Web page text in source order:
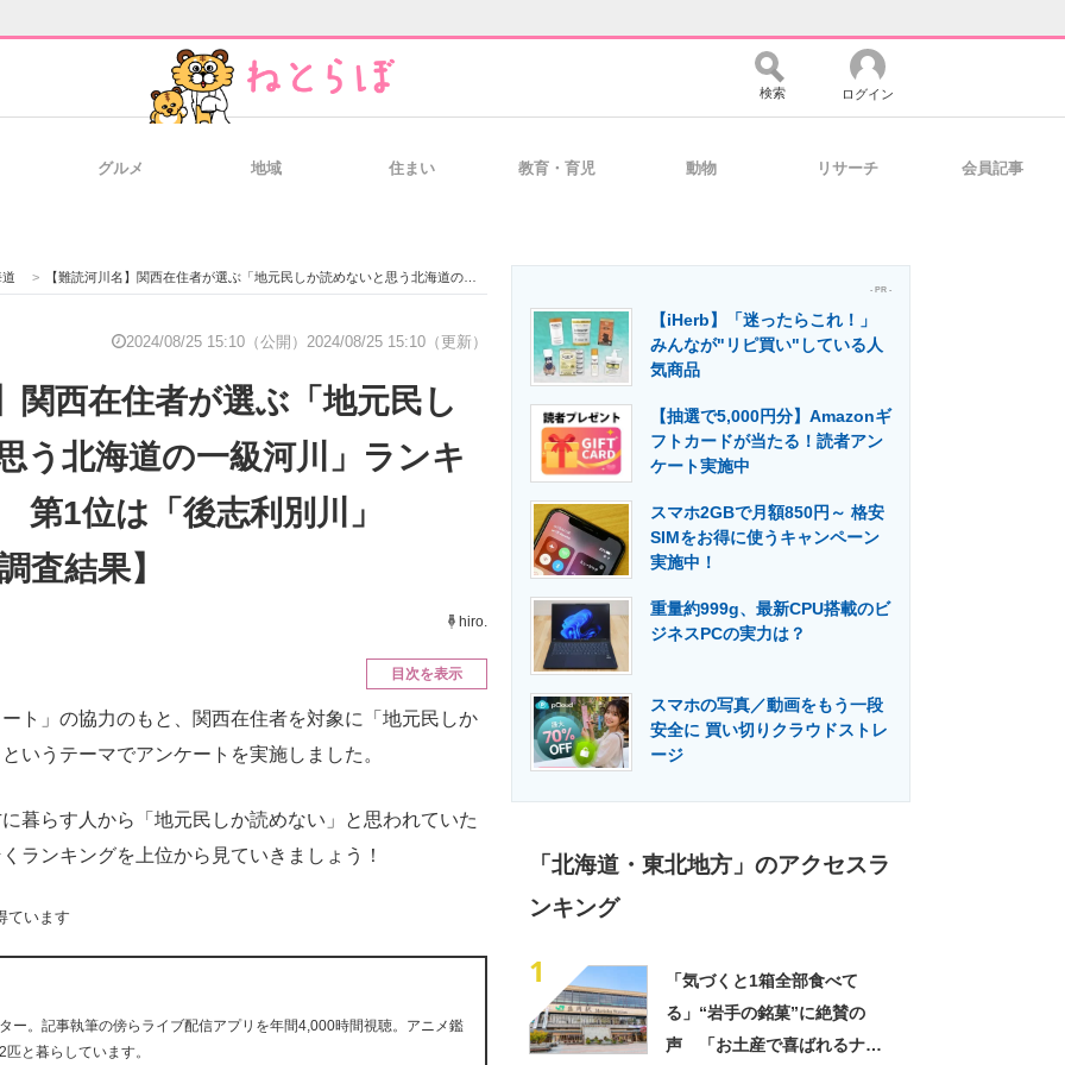
経営リーダーのコミュニティ マーケ×ITの今がよく分かる
の総合サイト IT製品の技術・比較・事例 製造業のIT導入・活用を支援
ス専門サイト エネルギーの専門メディア 建設×テクノロジーの最前線
検索 ログイン
グルメ 地域 住まい 教育・育児 動物 リサーチ 会員記事
> 【難読河川名】関西在住者が選ぶ「地元民しか読めないと思う北海道の一級河川」ランキングTOP12！ 第1位は「後志利別川」【2024年最新調査結果】
2024/08/25 15:10（公開） 2024/08/25 15:10（更新）
関西在住者が選ぶ「地元民し
う北海道の一級河川」ランキ
1位は「後志利別川」
査結果】
hiro.
目次を表示
」の協力のもと、関西在住者を対象に「地元民しか
いうテーマでアンケートを実施しました。
らす人から「地元民しか読めない」と思われていた
ランキングを上位から見ていきましょう！
ています
ー。記事執筆の傍らライブ配信アプリを年間4,000時間視聴。アニメ鑑
と暮らしています。
- PR -
【iHerb】「迷ったらこれ！」
みんなが"リピ買い"している人
気商品
【抽選で5,000円分】Amazonギ
フトカードが当たる！読者アン
ケート実施中
スマホ2GBで月額850円～ 格安
SIMをお得に使うキャンペーン
実施中！
重量約999g、最新CPU搭載のビ
ジネスPCの実力は？
スマホの写真／動画をもう一段
安全に 買い切りクラウドストレ
ージ
「北海道・東北地方」のアクセスラ
ンキング
1
「気づくと1箱全部食べて
る」“岩手の銘菓”に絶賛の
声 「お土産で喜ばれるナン